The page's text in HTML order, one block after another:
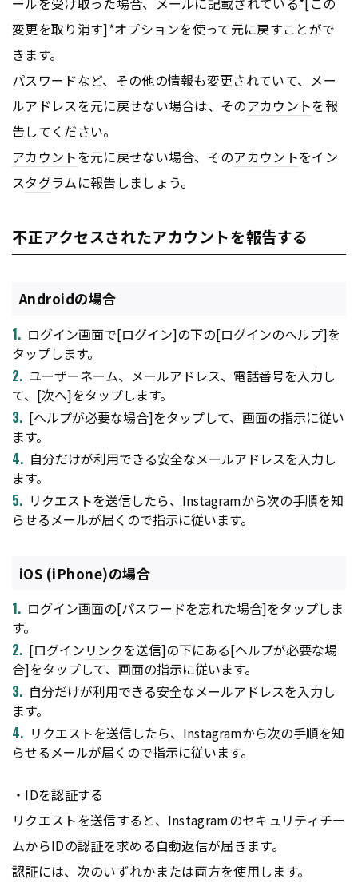
変更を取り消す]*オプションを使って元に戻すことがで
きます。
パスワードなど、その他の情報も変更されていて、メー
ルアドレスを元に戻せない場合は、そのアカウントを報
告してください。
アカウントを元に戻せない場合、そのアカウントをイン
スタグラムに報告しましょう。
不正アクセスされたアカウントを報告する
Androidの場合
ログイン画面で[ログイン]の下の[ログインのヘルプ]を
タップします。
ユーザーネーム、メールアドレス、電話番号を入力し
て、[次へ]をタップします。
[ヘルプが必要な場合]をタップして、画面の指示に従い
ます。
自分だけが利用できる安全なメールアドレスを入力し
ます。
リクエストを送信したら、Instagramから次の手順を知
らせるメールが届くので指示に従います。
iOS (iPhone)の場合
ログイン画面の[パスワードを忘れた場合]をタップしま
す。
[ログインリンクを送信]の下にある[ヘルプが必要な場
合]をタップして、画面の指示に従います。
自分だけが利用できる安全なメールアドレスを入力し
ます。
リクエストを送信したら、Instagramから次の手順を知
らせるメールが届くので指示に従います。
・IDを認証する
リクエストを送信すると、Instagramのセキュリティチー
ムからIDの認証を求める自動返信が届きます。
認証には、次のいずれかまたは両方を使用します。